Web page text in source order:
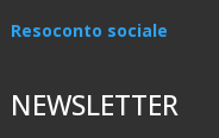
Resoconto sociale
NEWSLETTER